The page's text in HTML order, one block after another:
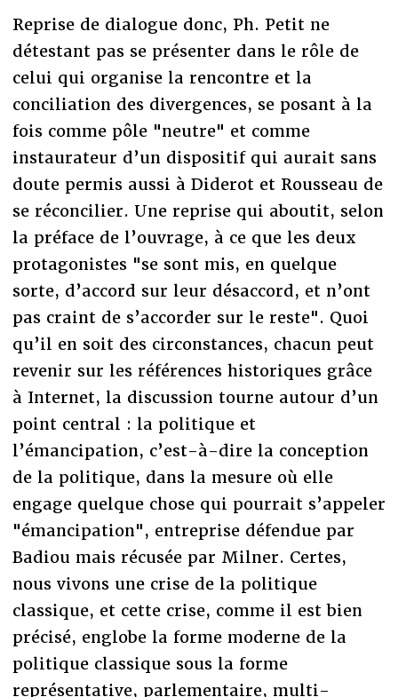
Reprise de dialogue donc, Ph. Petit ne
détestant pas se présenter dans le rôle de
celui qui organise la rencontre et la
conciliation des divergences, se posant à la
fois comme pôle "neutre" et comme
instaurateur d’un dispositif qui aurait sans
doute permis aussi à Diderot et Rousseau de
se réconcilier. Une reprise qui aboutit, selon
la préface de l’ouvrage, à ce que les deux
protagonistes "se sont mis, en quelque
sorte, d’accord sur leur désaccord, et n’ont
pas craint de s’accorder sur le reste". Quoi
qu’il en soit des circonstances, chacun peut
revenir sur les références historiques grâce
à Internet, la discussion tourne autour d’un
point central : la politique et
l’émancipation, c’est-à-dire la conception
de la politique, dans la mesure où elle
engage quelque chose qui pourrait s’appeler
"émancipation", entreprise défendue par
Badiou mais récusée par Milner. Certes,
nous vivons une crise de la politique
classique, et cette crise, comme il est bien
précisé, englobe la forme moderne de la
politique classique sous la forme
représentative, parlementaire, multi-